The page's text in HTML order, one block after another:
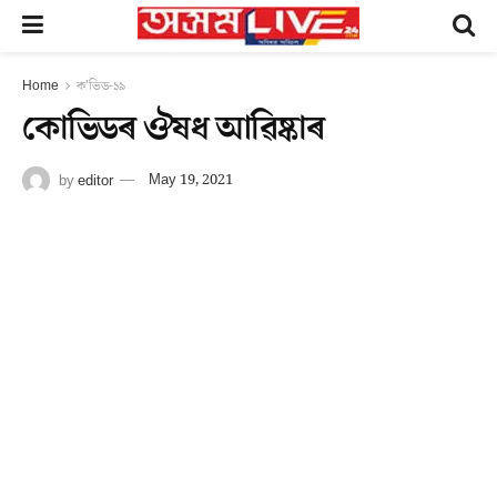
Home ক'ভিড-১৯
কোভিডৰ ঔষধ আৱিষ্কাৰ
byeditor May 19, 2021